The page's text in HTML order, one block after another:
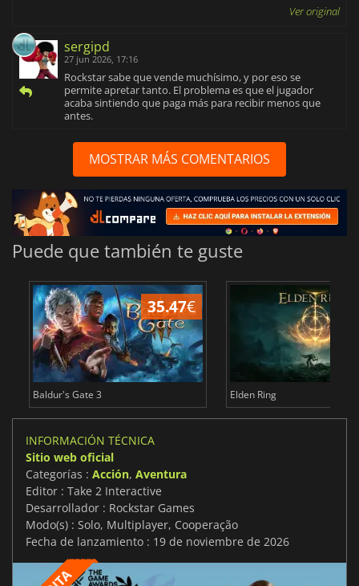
Ver original
sergipd
27 jun 2026, 17:16
Rockstar sabe que vende muchísimo, y por eso se
permite apretar tanto. El problema es que el jugador
acaba sintiendo que paga más para recibir menos que
antes.
MOSTRAR MÁS COMENTARIOS
Puede que también te guste
35.47€
Baldur's Gate 3 Elden Ring
INFORMACIÓN TÉCNICA
Sitio web oficial
Categorías : Acción, Aventura
Editor : Take 2 Interactive
Desarrollador : Rockstar Games
Modo(s) : Solo, Multiplayer, Cooperação
Fecha de lanzamiento : 19 de noviembre de 2026